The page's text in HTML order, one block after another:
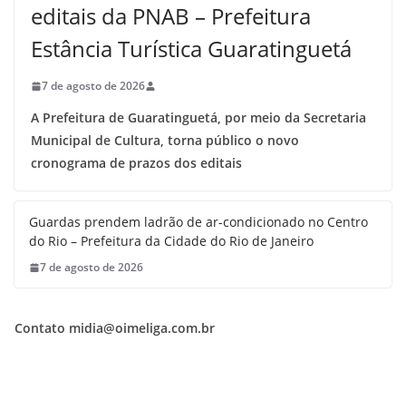
editais da PNAB – Prefeitura
Estância Turística Guaratinguetá
7 de agosto de 2026
A Prefeitura de Guaratinguetá, por meio da Secretaria
Municipal de Cultura, torna público o novo
cronograma de prazos dos editais
Guardas prendem ladrão de ar-condicionado no Centro
do Rio – Prefeitura da Cidade do Rio de Janeiro
7 de agosto de 2026
Contato midia@oimeliga.com.br